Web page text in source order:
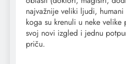
najvažnije veliki ljudi,
koga su krenuli u neke velike
svoj novi izgled i jednu
priču.